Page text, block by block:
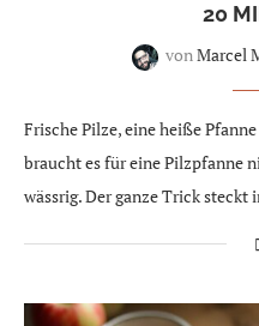
20
vonMarcel
Frische Pilze, eine heiße
braucht es für eine Pilzpfanne
wässrig. Der ganze Trick